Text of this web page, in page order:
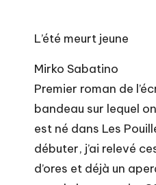
L’été meurt jeune
Mirko Sabatino
Premier roman de
bandeau sur lequel
est né dans Les
débuter, j’ai relevé
d’ores et déjà un